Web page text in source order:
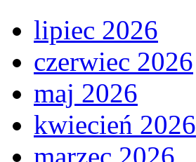
lipiec 2026
czerwiec 2026
maj 2026
kwiecień 2026